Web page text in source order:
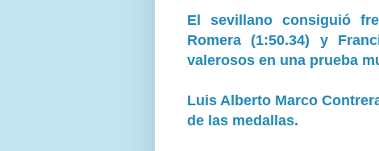
El sevillano consiguió
Romera (1:50.34) y
valerosos en una prueba
Luis Alberto Marco
de las medallas.